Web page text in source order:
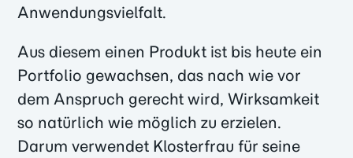
Anwendungsvielfalt.
Aus diesem einen Produkt ist bis heute ein
Portfolio gewachsen, das nach wie vor
dem Anspruch gerecht wird, Wirksamkeit
so natürlich wie möglich zu erzielen.
Darum verwendet Klosterfrau für seine